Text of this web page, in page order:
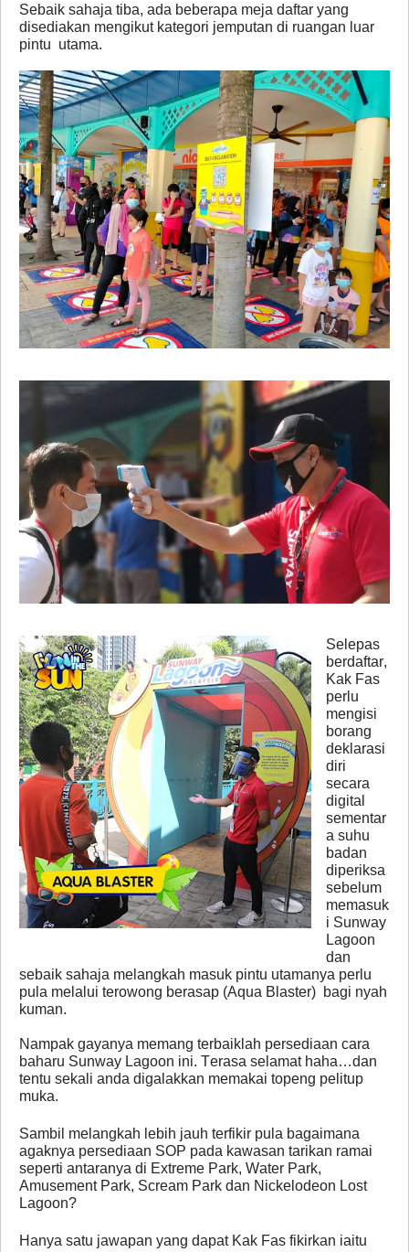
Sebaik sahaja tiba, ada beberapa meja daftar yang
disediakan mengikut kategori jemputan di ruangan luar
pintu utama.
Selepas
berdaftar,
Kak Fas
perlu
mengisi
borang
deklarasi
diri
secara
digital
sementar
a suhu
badan
diperiksa
sebelum
memasuk
i Sunway
Lagoon
dan
sebaik sahaja melangkah masuk pintu utamanya perlu
pula melalui terowong berasap (Aqua Blaster) bagi nyah
kuman.
Nampak gayanya memang terbaiklah persediaan cara
baharu Sunway Lagoon ini. Terasa selamat haha…dan
tentu sekali anda digalakkan memakai topeng pelitup
muka.
Sambil melangkah lebih jauh terfikir pula bagaimana
agaknya persediaan SOP pada kawasan tarikan ramai
seperti antaranya di Extreme Park, Water Park,
Amusement Park, Scream Park dan Nickelodeon Lost
Lagoon?
Hanya satu jawapan yang dapat Kak Fas fikirkan iaitu